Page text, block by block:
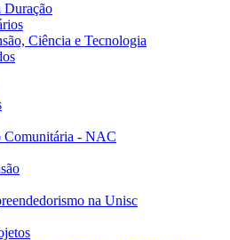
Duração
Ciência e Tecnologia
Comunitária - NAC
na Unisc